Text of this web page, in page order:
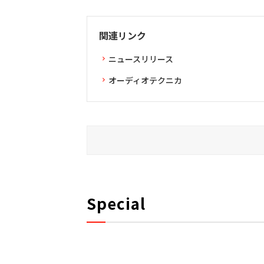
関連リンク
ニュースリリース
オーディオテクニカ
Special